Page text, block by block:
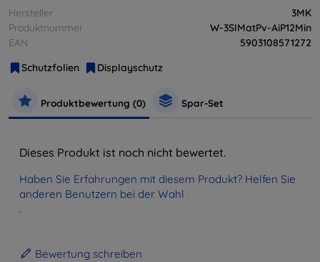
Hersteller
3MK
Produktnummer
W-3SlMatPv-AiP12Min
EAN
5903108571272
Schutzfolien
Displayschutz
Produktbewertung (0) Spar-Set
Dieses Produkt ist noch nicht bewertet.
Haben Sie Erfahrungen mit diesem Produkt? Helfen Sie
anderen Benutzern bei der Wahl
.
Bewertung schreiben